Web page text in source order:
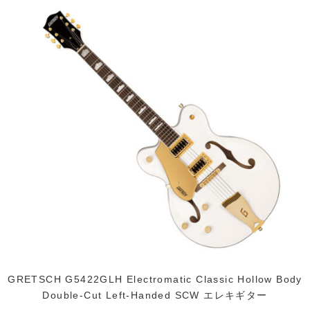
GRETSCH G5422GLH Electromatic Classic Hollow Body
Double-Cut Left-Handed SCW エレキギター